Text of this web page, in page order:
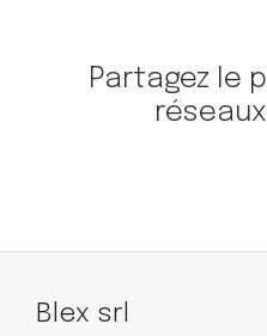
Partagez le
Blex srl